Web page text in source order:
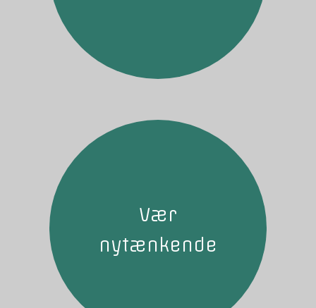
Vær
nytænkende